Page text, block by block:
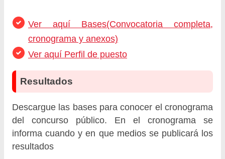
Ver aquí Bases(Convocatoria completa,
cronograma y anexos)
Ver aquí Perfil de puesto
Resultados
Descargue las bases para conocer el cronograma
del concurso público. En el cronograma se
informa cuando y en que medios se publicará los
resultados